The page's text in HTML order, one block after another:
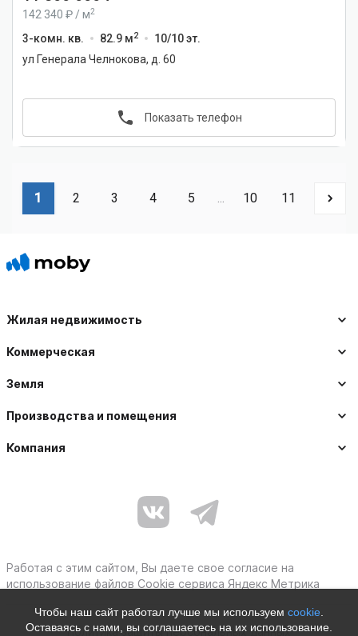
Чтобы наш сайт работал лучше мы используем cookie
Оставаясь с нами, вы соглашаетесь на их использование.
142 340 / м2
3-комн. кв. 82.9 м2
10/10 эт.
ул Генерала Челнокова, д. 60
Показать телефон
1 2 3 4 5 ... 10 11
Жилая недвижимость
Коммерческая
Земля
Производства и помещения
Компания
Работая с этим сайтом, Вы даете свое согласие на
использование файлов Cookie сервиса Яндекс Метрика
Политика защиты персональных данных